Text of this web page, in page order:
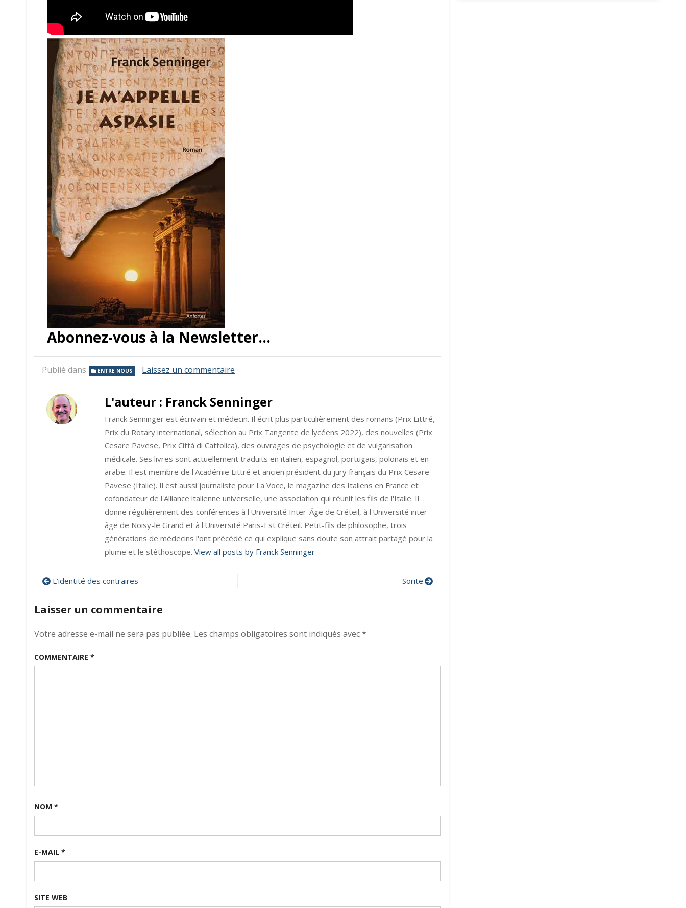
Abonnez-vous à la Newsletter…
Publié dans ENTRE NOUS Laissez un commentaire
plus
L'auteur : Franck Senninger
Franck Senninger est écrivain et médecin. Il écrit plus particulièrement des romans (Prix Littré,
Prix du Rotary international, sélection au Prix Tangente de lycéens 2022), des nouvelles (Prix
Cesare Pavese, Prix Città di Cattolica), des ouvrages de psychologie et de vulgarisation
médicale. Ses livres sont actuellement traduits en italien, espagnol, portugais, polonais et en
arabe. Il est membre de l'Académie Littré et ancien président du jury français du Prix Cesare
Pavese (Italie). Il est aussi journaliste pour La Voce, le magazine des Italiens en France et
cofondateur de l'Alliance italienne universelle, une association qui réunit les fils de l'Italie. Il
donne régulièrement des conférences à l'Université Inter-Âge de Créteil, à l'Université inter-
âge de Noisy-le Grand et à l'Université Paris-Est Créteil. Petit-fils de philosophe, trois
générations de médecins l'ont précédé ce qui explique sans doute son attrait partagé pour la
plume et le stéthoscope. View all posts by Franck Senninger
Navigation
de
l’article
L’identité des contraires Sorite
Laisser un commentaire
Votre adresse e-mail ne sera pas publiée. Les champs obligatoires sont indiqués avec*
COMMENTAIRE *
NOM *
E-MAIL *
SITE WEB